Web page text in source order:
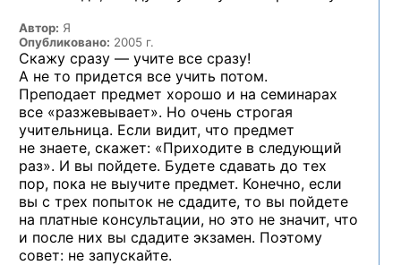
Автор: Я
Опубликовано: 2005 г.
Скажу сразу — учите все сразу!
А не то придется все учить потом.
Преподает предмет хорошо и на семинарах
все «разжевывает». Но очень строгая
учительница. Если видит, что предмет
не знаете, скажет: «Приходите в следующий
раз». И вы пойдете. Будете сдавать до тех
пор, пока не выучите предмет. Конечно, если
вы с трех попыток не сдадите, то вы пойдете
на платные консультации, но это не значит, что
и после них вы сдадите экзамен. Поэтому
совет: не запускайте.